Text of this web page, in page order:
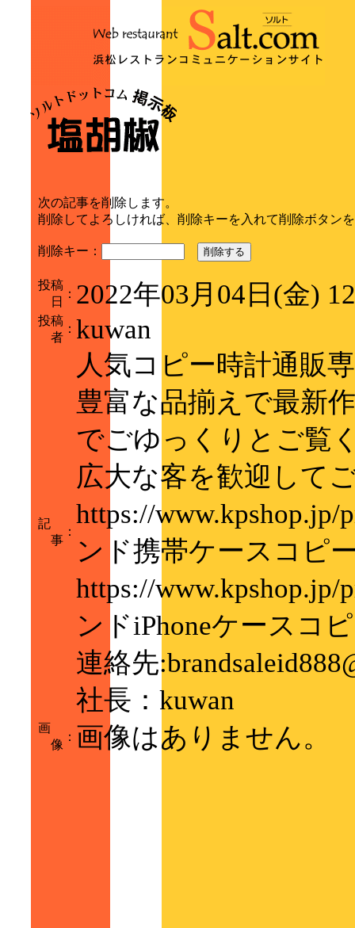
次の記事を削除します。
削除してよろしければ、削除キーを入れて削除ボタン
削除キー： 削除する
投稿
日
： 2022年03月04日(金)
投稿
者
： kuwan
記
事
：
人気コピー時計通販
豊富な品揃えで最新
でごゆっくりとご覧
広大な客を歓迎して
https://www.kpshop.jp/
ンド携帯ケースコピ
https://www.kpshop.jp/
ンドiPhoneケースコ
連絡先
社長：kuwan
画
像
： 画像はありません。